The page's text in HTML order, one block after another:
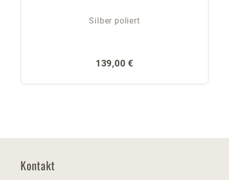
Silber poliert
Regulärer Preis:
139,00 €
Kontakt